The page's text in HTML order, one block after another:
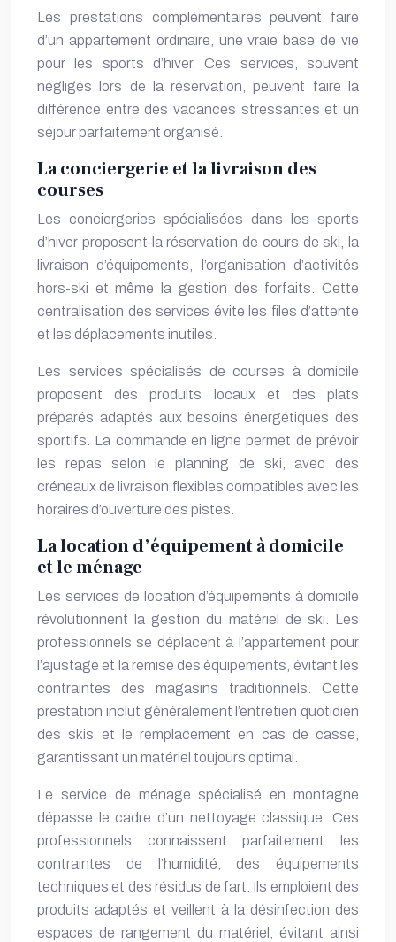
Les prestations complémentaires peuvent faire
d’un appartement ordinaire, une vraie base de vie
pour les sports d’hiver. Ces services, souvent
négligés lors de la réservation, peuvent faire la
différence entre des vacances stressantes et un
séjour parfaitement organisé.
La conciergerie et la livraison des
courses
Les conciergeries spécialisées dans les sports
d’hiver proposent la réservation de cours de ski, la
livraison d’équipements, l’organisation d’activités
hors-ski et même la gestion des forfaits. Cette
centralisation des services évite les files d’attente
et les déplacements inutiles.
Les services spécialisés de courses à domicile
proposent des produits locaux et des plats
préparés adaptés aux besoins énergétiques des
sportifs. La commande en ligne permet de prévoir
les repas selon le planning de ski, avec des
créneaux de livraison flexibles compatibles avec les
horaires d’ouverture des pistes.
La location d’équipement à domicile
et le ménage
Les services de location d’équipements à domicile
révolutionnent la gestion du matériel de ski. Les
professionnels se déplacent à l’appartement pour
l’ajustage et la remise des équipements, évitant les
contraintes des magasins traditionnels. Cette
prestation inclut généralement l’entretien quotidien
des skis et le remplacement en cas de casse,
garantissant un matériel toujours optimal.
Le service de ménage spécialisé en montagne
dépasse le cadre d’un nettoyage classique. Ces
professionnels connaissent parfaitement les
contraintes de l’humidité, des équipements
techniques et des résidus de fart. Ils emploient des
produits adaptés et veillent à la désinfection des
espaces de rangement du matériel, évitant ainsi